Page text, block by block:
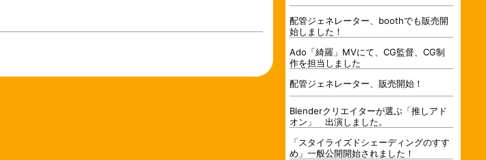
配管ジェネレーター、boothでも販売開
始しました！
Ado「綺羅」MVにて、CG監督、CG制
作を担当しました
配管ジェネレーター、販売開始！
Blenderクリエイターが選ぶ「推しアド
オン」 出演しました。
「スタイライズドシェーディングのすす
め」一般公開開始されました！